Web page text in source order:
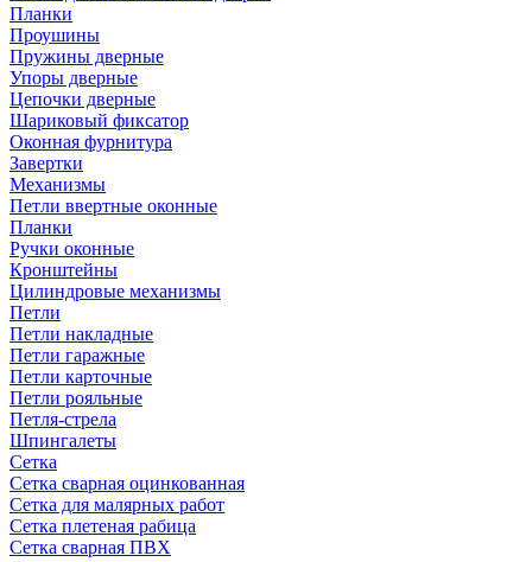
Планки
Проушины
Пружины дверные
Упоры дверные
Цепочки дверные
Шариковый фиксатор
Оконная фурнитура
Завертки
Механизмы
Петли ввертные оконные
Планки
Ручки оконные
Кронштейны
Цилиндровые механизмы
Петли
Петли накладные
Петли гаражные
Петли карточные
Петли рояльные
Петля-стрела
Шпингалеты
Сетка
Сетка сварная оцинкованная
Сетка для малярных работ
Сетка плетеная рабица
Сетка сварная ПВХ